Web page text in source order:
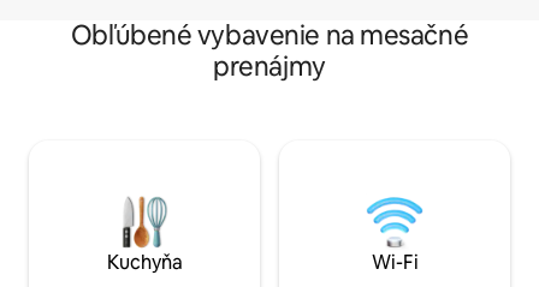
Obľúbené vybavenie na mesačné
prenájmy
Kuchyňa Wi-Fi